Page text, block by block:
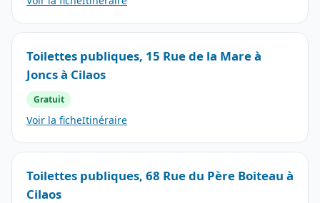
Toilettes publiques, 15 Rue de la Mare à
Joncs à Cilaos
Gratuit
Voir la ficheItinéraire
Toilettes publiques, 68 Rue du Père Boiteau à
Cilaos